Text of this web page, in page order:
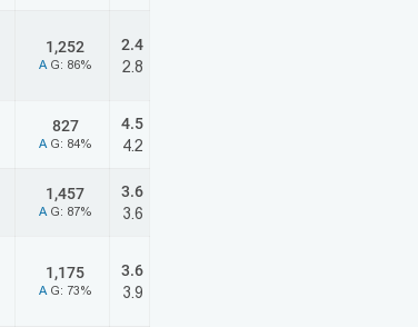
1,252
A G: 86%
2.4
2.8
827
A G: 84%
4.5
4.2
1,457
A G: 87%
3.6
3.6
1,175
A G: 73%
3.6
3.9